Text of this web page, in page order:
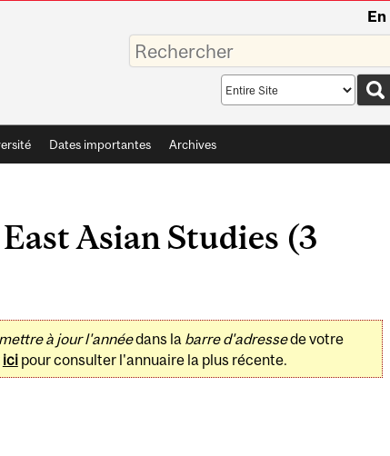
En
Saisissez
vos
mots-
Search
scope
Dates importantes Archives
Asian Studies (3
mettre à jour l'annéedans la barre d'adressede votre
icipour consulter l'annuaire la plus récente.